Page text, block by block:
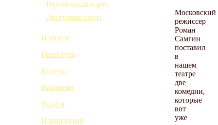
Пушкинская карта
Доступная среда
Новости
Репертуар
Билеты
Вакансии
Услуги
Подарочный
Московский
режиссер
Роман
Самгин
поставил
в
нашем
театре
две
комедии,
которые
вот
уже